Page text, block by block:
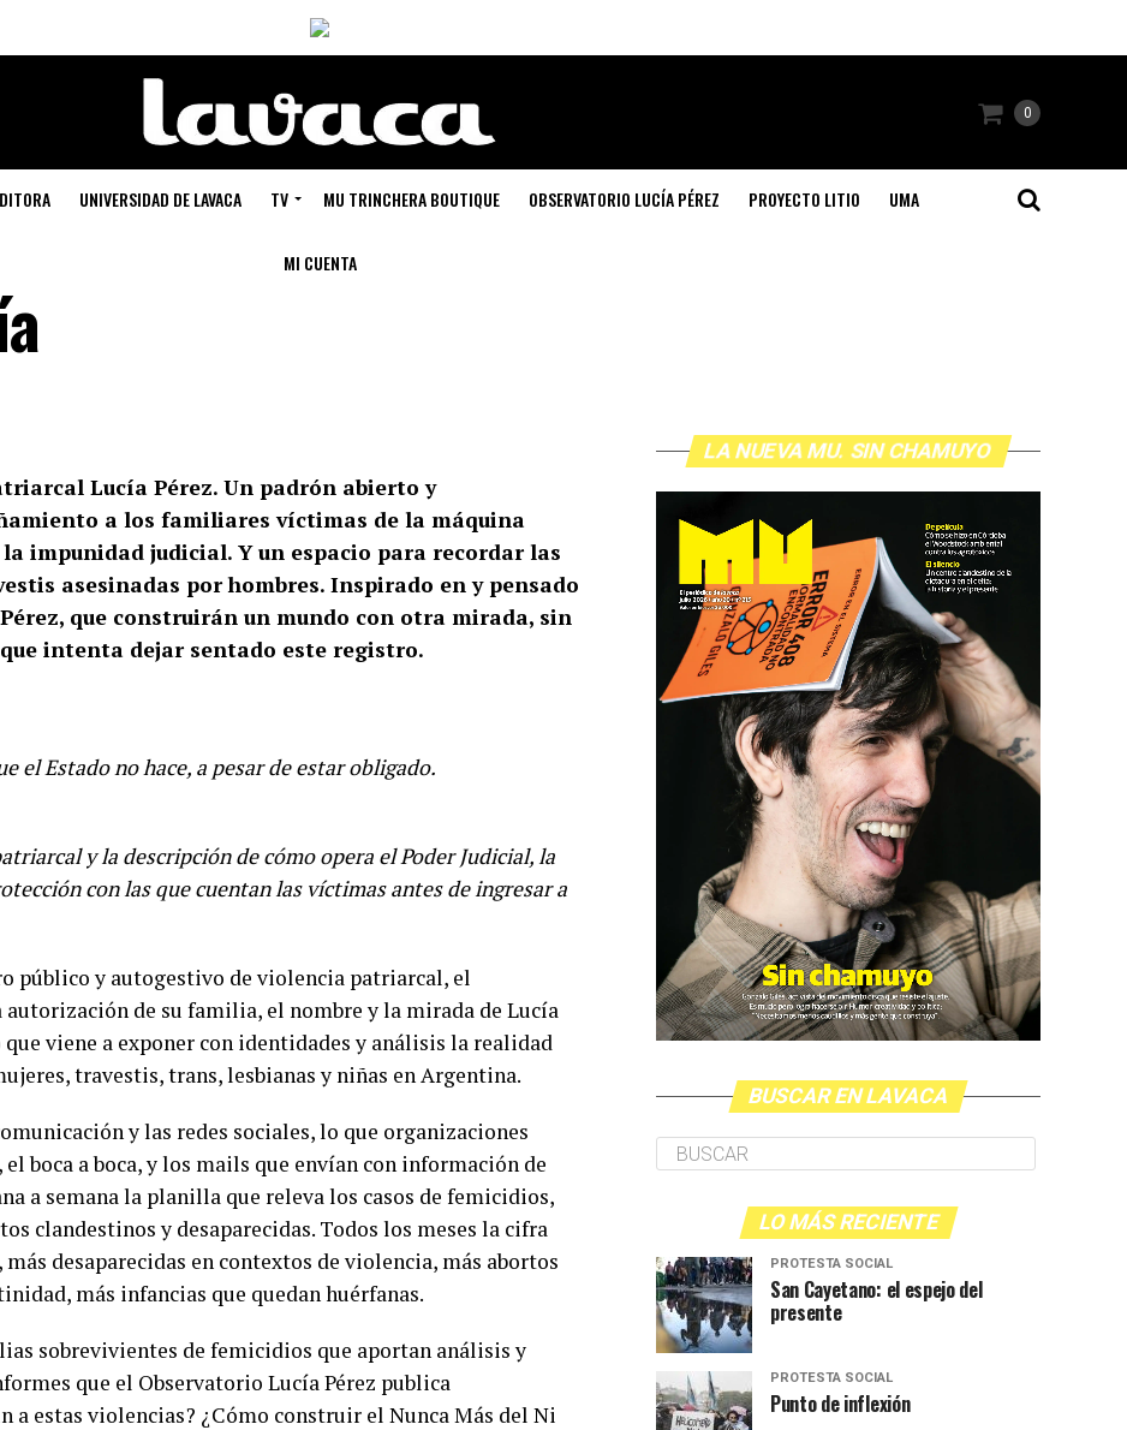
0
UNIVERSIDAD DE LAVACA TV MU TRINCHERA BOUTIQUE OBSERVATORIO LUCÍA PÉREZ PROYECTO LITIO UMA
MI CUENTA
Lucía Pérez. Un padrón abierto y
a los familiares víctimas de la máquina
impunidad judicial. Y un espacio para recordar las
asesinadas por hombres. Inspirado en y pensado
que construirán un mundo con otra mirada, sin
intenta dejar sentado este registro.
el Estado no hace, a pesar de estar obligado.
y la descripción de cómo opera el Poder Judicial, la
con las que cuentan las víctimas antes de ingresar a
público y autogestivo de violencia patriarcal, el
autorización de su familia, el nombre y la mirada de Lucía
viene a exponer con identidades y análisis la realidad
travestis, trans, lesbianas y niñas en Argentina.
y las redes sociales, lo que organizaciones
boca a boca, y los mails que envían con información de
a semana la planilla que releva los casos de femicidios,
clandestinos y desaparecidas. Todos los meses la cifra
desaparecidas en contextos de violencia, más abortos
más infancias que quedan huérfanas.
sobrevivientes de femicidios que aportan análisis y
que el Observatorio Lucía Pérez publica
a estas violencias? ¿Cómo construir el Nunca Más del Ni
LA NUEVA MU. SIN CHAMUYO
BUSCAR EN LAVACA
LO MÁS RECIENTE
PROTESTA SOCIAL
San Cayetano: el espejo del
presente
PROTESTA SOCIAL
Punto de inflexión